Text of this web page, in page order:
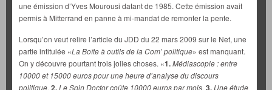
une émission d’Yves Mourousi datant de 1985. Cette émission avait
permis à Mitterrand en panne à mi-mandat de remonter la pente.
Lorsqu’on veut relire l’article du JDD du 22 mars 2009 sur le Net, une
partie intitulée «La Boîte à outils de la Com’ politique» est manquant.
On y découvre pourtant trois jolies choses. «1.Médiascopie : entre
10000 et 15000 euros pour une heure d’analyse du discours
politique. 2.Le Spin Doctor coûte 10000 euros par mois. 3. Une étude